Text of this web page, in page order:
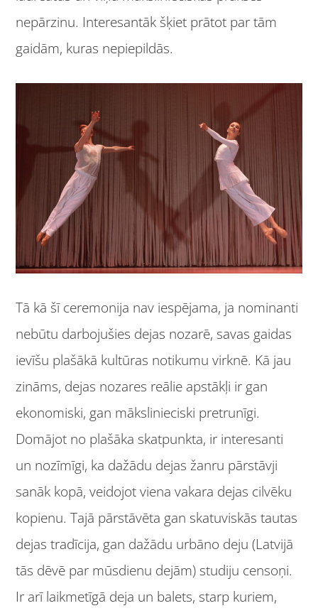
nepārzinu. Interesantāk šķiet prātot par tām
gaidām, kuras nepiepildās.
Tā kā šī ceremonija nav iespējama, ja nominanti
nebūtu darbojušies dejas nozarē, savas gaidas
ievīšu plašākā kultūras notikumu virknē. Kā jau
zināms, dejas nozares reālie apstākļi ir gan
ekonomiski, gan mākslinieciski pretrunīgi.
Domājot no plašāka skatpunkta, ir interesanti
un nozīmīgi, ka dažādu dejas žanru pārstāvji
sanāk kopā, veidojot viena vakara dejas cilvēku
kopienu. Tajā pārstāvēta gan skatuviskās tautas
dejas tradīcija, gan dažādu urbāno deju (Latvijā
tās dēvē par mūsdienu dejām) studiju censoņi.
Ir arī laikmetīgā deja un balets, starp kuriem,